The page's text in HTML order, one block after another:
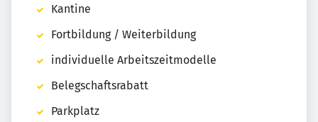
Kantine
Fortbildung / Weiterbildung
individuelle Arbeitszeitmodelle
Belegschaftsrabatt
Parkplatz